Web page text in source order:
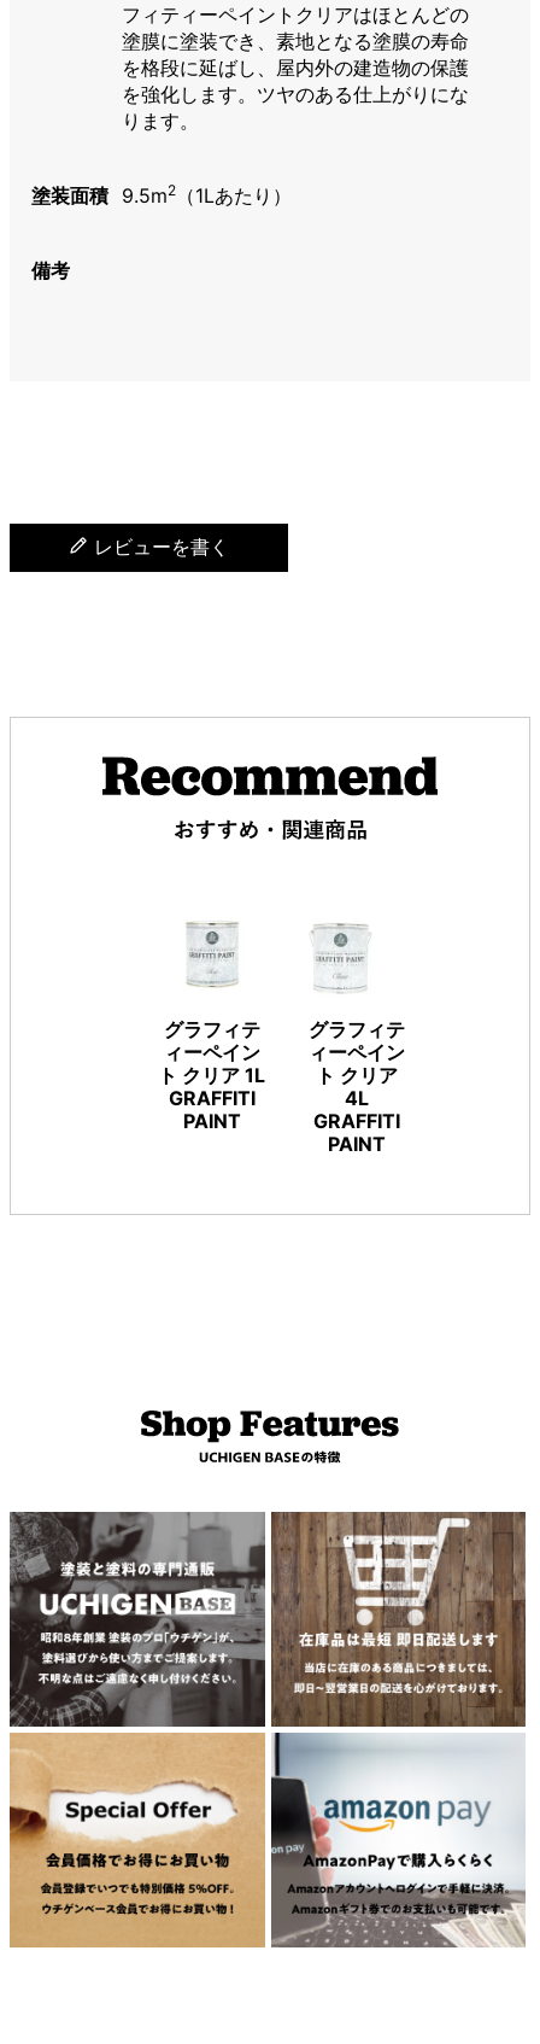
フィティーペイントクリアはほとんどの
塗膜に塗装でき、素地となる塗膜の寿命
を格段に延ばし、屋内外の建造物の保護
を強化します。ツヤのある仕上がりにな
ります。
塗装面積 9.5m2 （1Lあたり）
備考
レビューを書く
グラフィテ
ィーペイン
ト クリア 1L
GRAFFITI
PAINT
グラフィテ
ィーペイン
ト クリア
4L
GRAFFITI
PAINT